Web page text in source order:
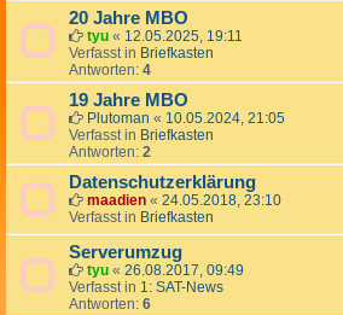
20 Jahre MBO
tyu « 12.05.2025, 19:11
Verfasst in Briefkasten
Antworten: 4
19 Jahre MBO
Plutoman « 10.05.2024, 21:05
Verfasst in Briefkasten
Antworten: 2
Datenschutzerklärung
maadien « 24.05.2018, 23:10
Verfasst in Briefkasten
Serverumzug
tyu « 26.08.2017, 09:49
Verfasst in 1: SAT-News
Antworten: 6